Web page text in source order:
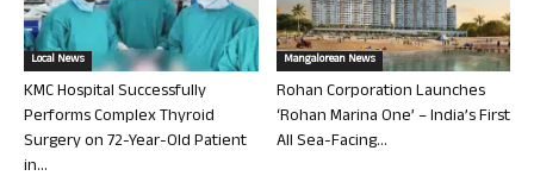
Local News
KMC Hospital Successfully
Performs Complex Thyroid
Surgery on 72-Year-Old Patient
in...
Mangalorean News
Rohan Corporation Launches
‘Rohan Marina One’ – India’s First
All Sea-Facing...